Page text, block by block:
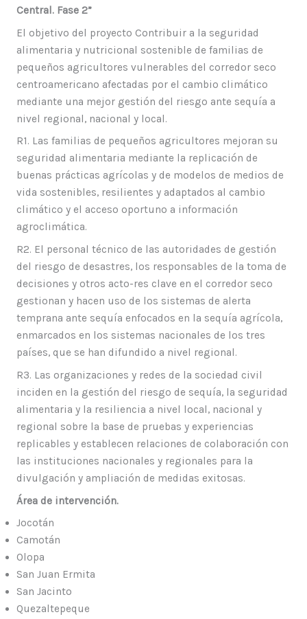
Central. Fase 2”
El objetivo del proyecto Contribuir a la seguridad
alimentaria y nutricional sostenible de familias de
pequeños agricultores vulnerables del corredor seco
centroamericano afectadas por el cambio climático
mediante una mejor gestión del riesgo ante sequía a
nivel regional, nacional y local.
R1. Las familias de pequeños agricultores mejoran su
seguridad alimentaria mediante la replicación de
buenas prácticas agrícolas y de modelos de medios de
vida sostenibles, resilientes y adaptados al cambio
climático y el acceso oportuno a información
agroclimática.
R2. El personal técnico de las autoridades de gestión
del riesgo de desastres, los responsables de la toma de
decisiones y otros acto-res clave en el corredor seco
gestionan y hacen uso de los sistemas de alerta
temprana ante sequía enfocados en la sequía agrícola,
enmarcados en los sistemas nacionales de los tres
países, que se han difundido a nivel regional.
R3. Las organizaciones y redes de la sociedad civil
inciden en la gestión del riesgo de sequía, la seguridad
alimentaria y la resiliencia a nivel local, nacional y
regional sobre la base de pruebas y experiencias
replicables y establecen relaciones de colaboración con
las instituciones nacionales y regionales para la
divulgación y ampliación de medidas exitosas.
Área de intervención.
Jocotán
Camotán
Olopa
San Juan Ermita
San Jacinto
Quezaltepeque